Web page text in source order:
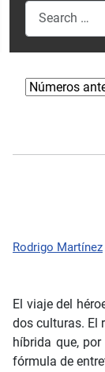
Search
Rodrigo Martínez
El viaje del
dos culturas. El
híbrida que,
fórmula de